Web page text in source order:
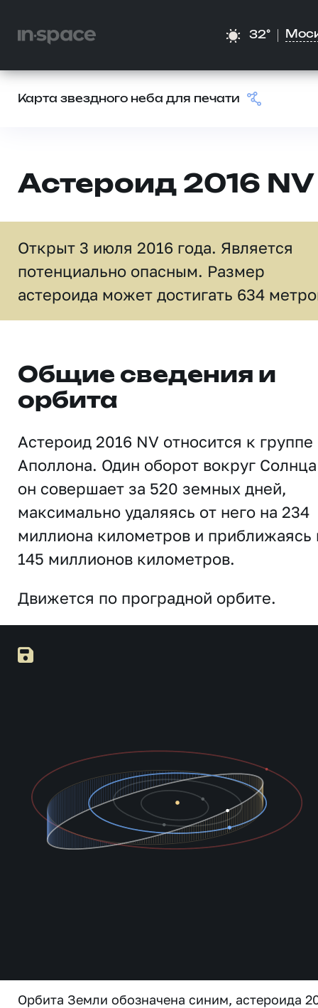
32°
Карта звездного неба для печати
Астероид 2016 NV
Открыт 3 июля 2016 года. Является
потенциально опасным. Размер
астероида может достигать 634
Общие сведения и
орбита
Астероид 2016 NV относится к группе
Аполлона. Один оборот вокруг Солнца
он совершает за 520 земных дней,
максимально удаляясь от него на 234
миллиона километров и приближаясь
145 миллионов километров.
Движется по проградной орбите.
Орбита Земли обозначена синим, астероида